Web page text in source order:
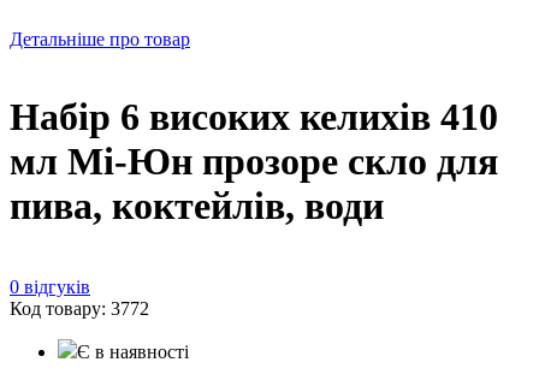
Детальніше про товар
Набір 6 високих келихів 410
мл Мі-Юн прозоре скло для
пива, коктейлів, води
0 відгуків
Код товару: 3772
Є в наявності